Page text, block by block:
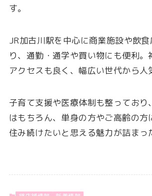
す。
JR加古川駅を中心に商業施設や飲
り、通勤・通学や買い物にも便利。
アクセスも良く、幅広い世代から人
子育て支援や医療体制も整っており
はもちろん、単身の方やご高齢の方
住み続けたいと思える魅力が詰まっ